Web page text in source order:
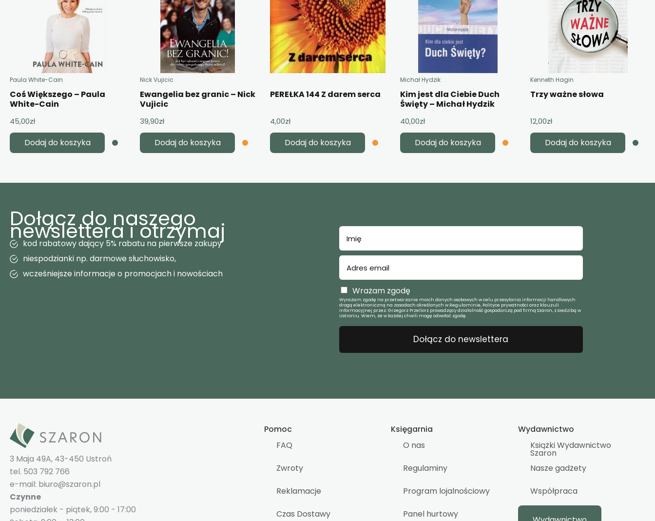
Paula White-Cain
Coś Większego – Paula
White-Cain
45,00zł
Dodaj do koszyka
Nick Vujicic
Ewangelia bez granic – Nick
Vujicic
39,90zł
Dodaj do koszyka
PEREŁKA 144 Z darem serca
4,00zł
Dodaj do koszyka
Michał Hydzik
Kim jest dla Ciebie Duch
Święty – Michał Hydzik
40,00zł
Dodaj do koszyka
Kenneth Hagin
Trzy ważne słowa
12,00zł
Dodaj do koszyka
Dołącz do naszego
newslettera i otrzymaj
kod rabatowy dający 5% rabatu na pierwsze zakupy
niespodzianki np. darmowe słuchowisko,
wcześniejsze informacje o promocjach i nowościach
Wrażam zgodę
Wyrażam zgodę na przetwarzanie moich danych osobowych w celu przesyłania informacji handlowych
drogą elektroniczną na zasadach określonych w Regulaminie, Polityce prywatności oraz klauzuli
informacyjnej przez: Grzegorz Przeliorz prowadzący działalność gospodarczą pod firmą Szaron, z siedzibą w
Ustroniu. Wiem, że w każdej chwili mogę odwołać zgodę.
Dołącz do newslettera
3 Maja 49A, 43-450 Ustroń
tel. 503 792 766
e-mail: biuro@szaron.pl
Czynne
poniedziałek - piątek, 9:00 - 17:00
Pomoc
FAQ
Zwroty
Reklamacje
Czas Dostawy
Księgarnia
O nas
Regulaminy
Program lojalnościowy
Panel hurtowy
Wydawnictwo
Książki Wydawnictwo
Szaron
Nasze gadżety
Współpraca